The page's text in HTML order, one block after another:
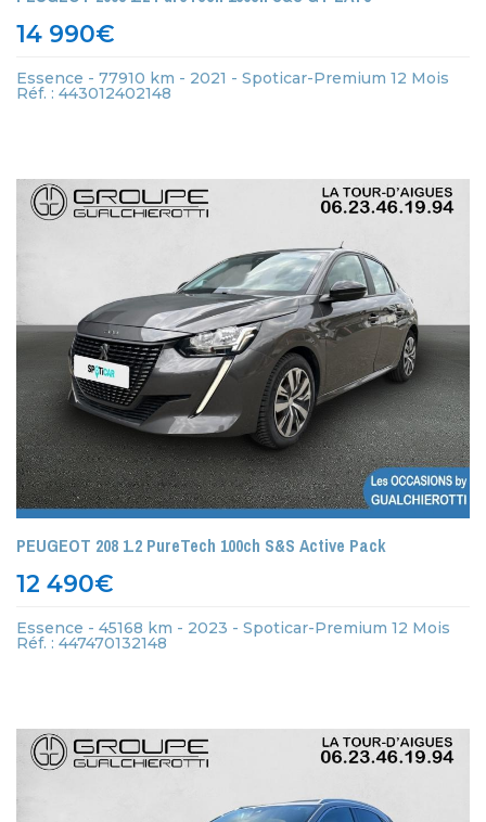
14 990€
Essence - 77910 km - 2021 - Spoticar-Premium 12 Mois
Réf. : 443012402148
PEUGEOT 208 1.2 PureTech 100ch S&S Active Pack
12 490€
Essence - 45168 km - 2023 - Spoticar-Premium 12 Mois
Réf. : 447470132148